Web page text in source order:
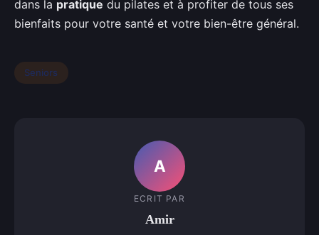
dans la pratique du pilates et à profiter de tous ses
bienfaits pour votre santé et votre bien-être général.
Seniors
A
ECRIT PAR
Amir